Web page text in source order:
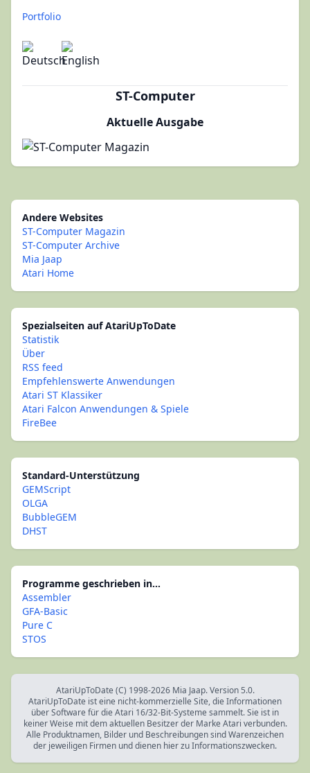
Portfolio
ST-Computer
Aktuelle Ausgabe
Andere Websites
ST-Computer Magazin
ST-Computer Archive
Mia Jaap
Atari Home
Spezialseiten auf AtariUpToDate
Statistik
Über
RSS feed
Empfehlenswerte Anwendungen
Atari ST Klassiker
Atari Falcon Anwendungen & Spiele
FireBee
Standard-Unterstützung
GEMScript
OLGA
BubbleGEM
DHST
Programme geschrieben in...
Assembler
GFA-Basic
Pure C
STOS
AtariUpToDate (C) 1998-2026 Mia Jaap. Version 5.0.
AtariUpToDate ist eine nicht-kommerzielle Site, die Informationen
über Software für die Atari 16/32-Bit-Systeme sammelt. Sie ist in
keiner Weise mit dem aktuellen Besitzer der Marke Atari verbunden.
Alle Produktnamen, Bilder und Beschreibungen sind Warenzeichen
der jeweiligen Firmen und dienen hier zu Informationszwecken.